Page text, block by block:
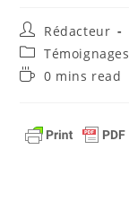
Auteur/autrice
de
la
publication :
Rédacteur
Post
category:
Témoignages
Temps0 mins read